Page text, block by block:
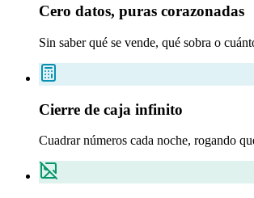
Cero datos, puras corazonadas
Sin saber qué se vende, qué sobra o
Cierre de caja infinito
Cuadrar números cada noche, rogando